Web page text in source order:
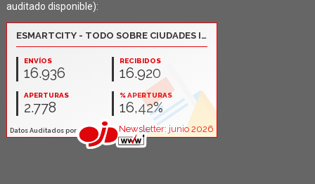
auditado disponible):